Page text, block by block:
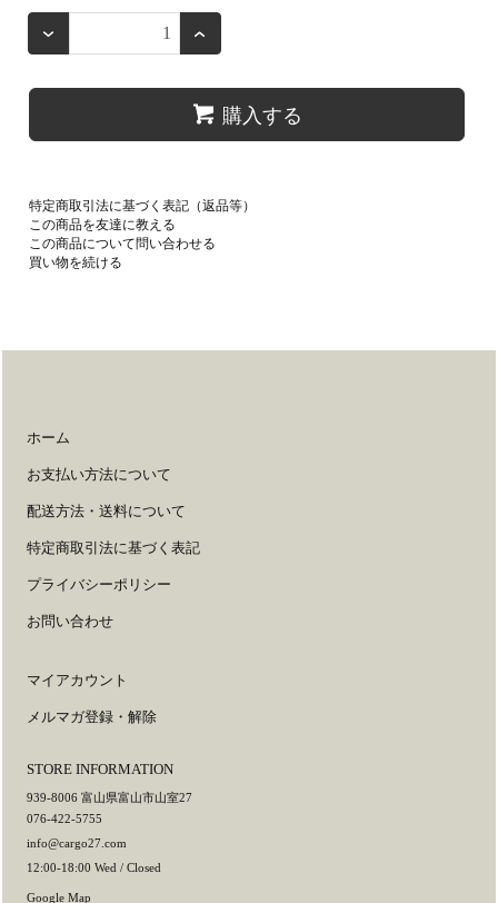
購入する
特定商取引法に基づく表記（返品等）
この商品を友達に教える
この商品について問い合わせる
買い物を続ける
ホーム
お支払い方法について
配送方法・送料について
特定商取引法に基づく表記
プライバシーポリシー
お問い合わせ
マイアカウント
メルマガ登録・解除
STORE INFORMATION
939-8006 富山県富山市山室27
076-422-5755
info@cargo27.com
12:00-18:00 Wed / Closed
Google Map